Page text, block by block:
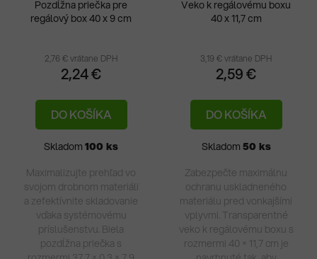
Pozdĺžna priečka pre
regálový box 40 x 9 cm
2,76 € vrátane DPH
2,24 €
DO KOŠÍKA
Skladom 100 ks
Maximalizujte prehľad vo
svojom drobnom materiáli
a zefektívnite skladovanie
vďaka systémovému
príslušenstvu. Biela
pozdĺžna priečka s
Veko k regálovému boxu
40 x 11,7 cm
3,19 € vrátane DPH
2,59 €
DO KOŠÍKA
Skladom 50 ks
Zabezpečte maximálnu
ochranu uskladneného
materiálu pred vonkajšími
vplyvmi. Transparentné
veko k regálovému boxu s
rozmermi 40 × 11,7 cm je